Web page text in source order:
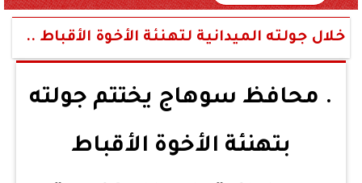
خلال جولته الميدانية لتهنئة الأخوة الأقباط ..
. محافظ سوهاج يختتم جولته
بتهنئة الأخوة الأقباط